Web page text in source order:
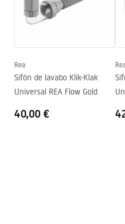
Anchura
Altura
Forma
Agujero del grifo
Condiciones de
Rea
Sifón de lavabo Klik-Klak
Universal REA Flow Gold
40,00 €